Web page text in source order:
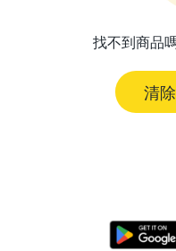
找不到商品
清